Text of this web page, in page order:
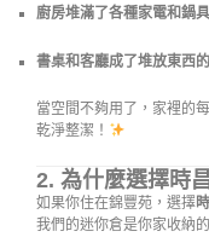
廚房堆滿了各種家電和鍋
書桌和客廳成了堆放東西
當空間不夠用了，家裡的
乾淨整潔！
2. 為什麼選擇時
如果你住在錦豐苑，選擇
我們的迷你倉是你家收納